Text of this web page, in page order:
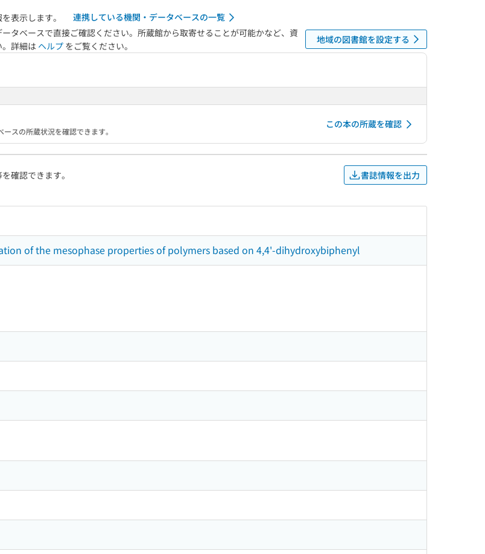
表示します。
連携している機関・データベースの一覧
タベースで直接ご確認ください。所蔵館から取寄せることが可能かなど、資
詳細は ヘルプ をご覧ください。
地域の図書館を設定する
スの所蔵状況を確認できます。
この本の所蔵を確認
確認できます。 書誌情報を出力
of the mesophase properties of polymers based on 4,4'-dihydroxybiphenyl